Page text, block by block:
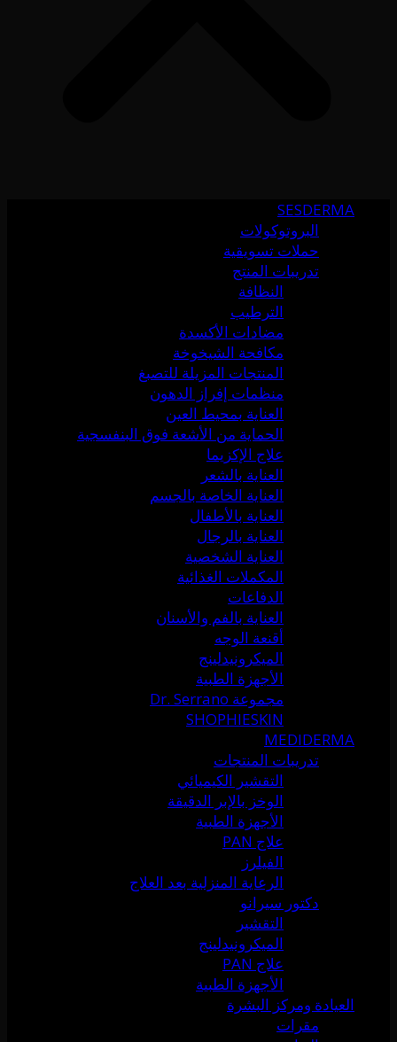
SESDERMA
البروتوكولات
حملات تسويقية
تدريبات المنتج
النظافة
الترطيب
مضادات الأكسدة
مكافحة الشيخوخة
المنتجات المزيلة للتصبغ
منظمات إفراز الدهون
العناية بمحيط العين
الحماية من الأشعة فوق البنفسجية
علاج الإكزيما
العناية بالشعر
العناية الخاصة بالجسم
العناية بالأطفال
العناية بالرجال
العناية الشخصية
المكملات الغذائية
الدفاعات
العناية بالفم والأسنان
أقنعة الوجه
الميكرونيدلينج
الأجهزة الطبية
مجموعة Dr. Serrano
SHOPHIESKIN
MEDIDERMA
تدريبات المنتجات
التقشير الكيميائي
الوخز بالإبر الدقيقة
الأجهزة الطبية
علاج PAN
الفيلرز
الرعاية المنزلية بعد العلاج
دكتور سيرانو
التقشير
الميكرونيدلينج
علاج PAN
الأجهزة الطبية
العيادة ومركز البشرة
مقرات